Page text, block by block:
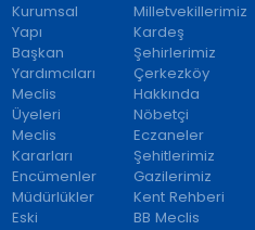
Kurumsal
Yapı
Başkan
Yardımcıları
Meclis
Üyeleri
Meclis
Kararları
Encümenler
Müdürlükler
Eski
Milletvekillerimiz
Kardeş
Şehirlerimiz
Çerkezköy
Hakkında
Nöbetçi
Eczaneler
Şehitlerimiz
Gazilerimiz
Kent Rehberi
BB Meclis